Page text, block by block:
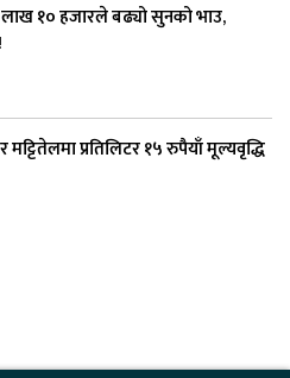
लाख १० हजारले बढ्यो सुनको भाउ,
मट्टितेलमा प्रतिलिटर १५ रुपैयाँ मूल्यवृद्धि